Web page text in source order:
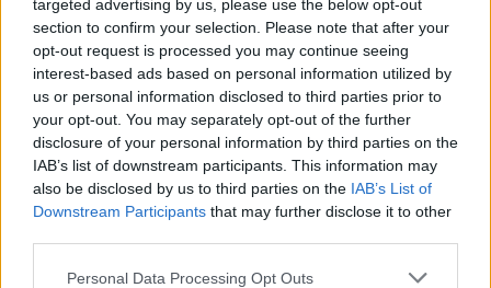
targeted advertising by us, please use the below opt-out
section to confirm your selection. Please note that after your
opt-out request is processed you may continue seeing
interest-based ads based on personal information utilized by
us or personal information disclosed to third parties prior to
your opt-out. You may separately opt-out of the further
disclosure of your personal information by third parties on the
IAB’s list of downstream participants. This information may
also be disclosed by us to third parties on the IAB’s List of
Downstream Participants that may further disclose it to other
Personal Data Processing Opt Outs
Anfänger Lebkuchen
Leicht
Lebkucheneisenbahn
Mittel
Elisenlebkuchen